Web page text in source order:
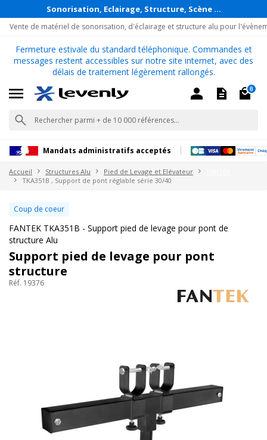
Sonorisation, Eclairage, Structure, Scène ...
Vente de matériel de sonorisation, d'éclairage et structure alu pour
Fermeture estivale du standard téléphonique. Commandes et
messages restent accessibles sur notre site internet, avec des
délais de traitement légèrement rallongés.
0
Mandats administratifs acceptés
Accueil Structures Alu Pied de Levage et Elévateur
TKA351B , Support de pont réglable série 30/40
Coup de coeur
FANTEK TKA351B - Support pied de levage pour pont de
structure Alu
Support pied de levage pour pont
structure
Réf. 19376